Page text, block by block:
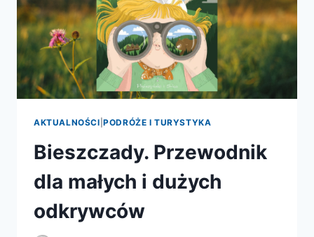
AKTUALNOŚCI |PODRÓŻE I TURYSTYKA
Bieszczady. Przewodnik
dla małych i dużych
odkrywców